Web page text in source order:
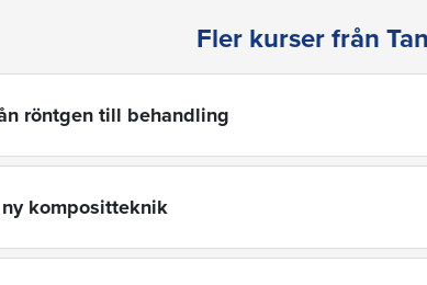
Fler kurser från
röntgen till behandling
kompositteknik